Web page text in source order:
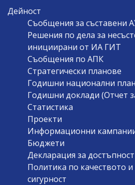
Дейност
Съобщения за съставени
Решения по дела за
инициирани от ИА ГИТ
Съобщения по АПК
Стратегически планове
Годишни национални
Годишни доклади (Отчет
Статистика
Проекти
Информационни
Бюджети
Декларация за достъпност
Политика по качеството
сигурност